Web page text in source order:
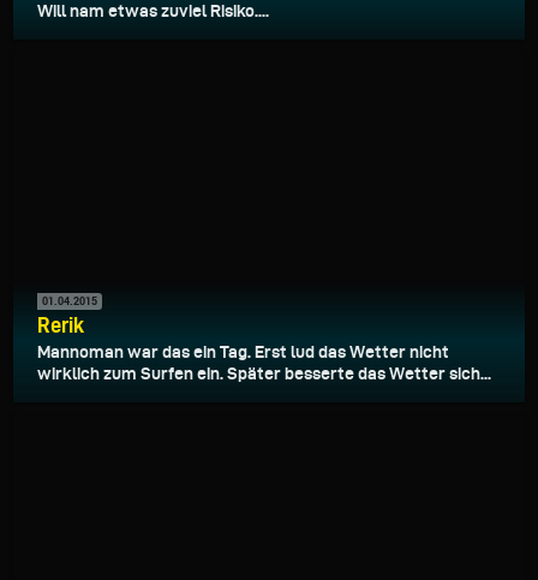
Will nam etwas zuviel Risiko....
01.04.2015
Rerik
Mannoman war das ein Tag. Erst lud das Wetter nicht
wirklich zum Surfen ein. Später besserte das Wetter sich...